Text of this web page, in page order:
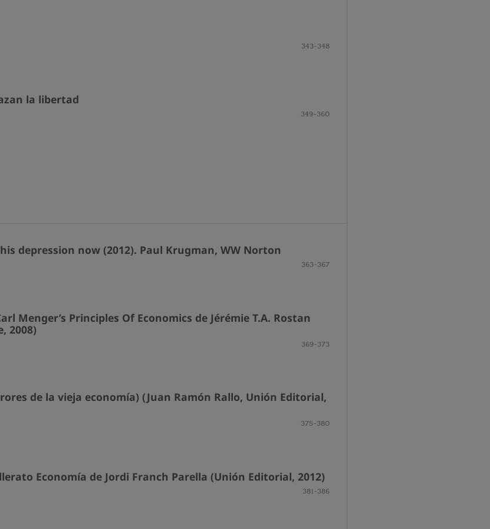
343-348
la libertad
349-360
depression now (2012). Paul Krugman, WW Norton
363-367
Menger’s Principles Of Economics de Jérémie T.A. Rostan
2008)
369-373
de la vieja economía) (Juan Ramón Rallo, Unión Editorial,
375-380
Economía de Jordi Franch Parella (Unión Editorial, 2012)
381-386